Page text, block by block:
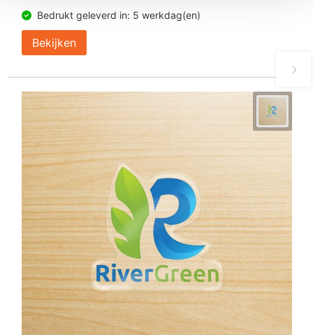
Bedrukt geleverd in: 5 werkdag(en)
Bekijken